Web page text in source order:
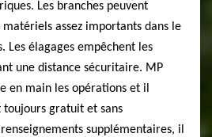
Les branches peuvent
assez importants dans le
Les élagages empêchent les
une distance sécuritaire. MP
en main les opérations et il
gratuit et sans
supplémentaires, il